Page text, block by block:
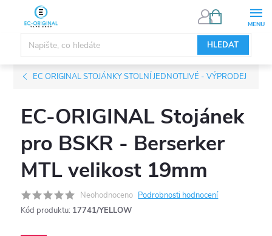
obsah
HLEDAT
NÁKUPNÍ
EC ORIGINAL STOJÁNKY STOLNÍ JEDNOTLIVÉ - VÝPRODEJ
EC-ORIGINAL Stojánek
pro BSKR - Berserker
MTL velikost 19mm
Neohodnoceno Podrobnosti hodnocení
Kód produktu: 17741/YELLOW